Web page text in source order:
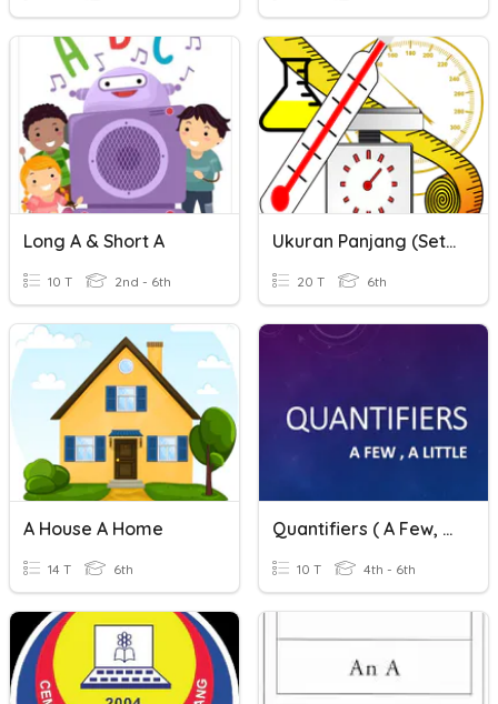
Long A & Short A
10 T 2nd - 6th
Ukuran Panjang (Set A)
20 T 6th
A House A Home
14 T 6th
Quantifiers ( A Few, A Little)
10 T 4th - 6th